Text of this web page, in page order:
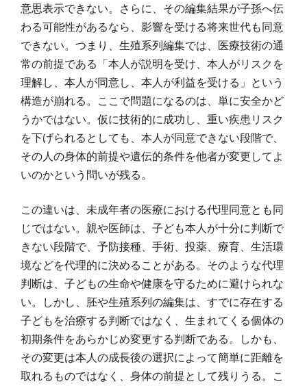
意思表示できない。さらに、その編集結果が子孫へ伝
わる可能性があるなら、影響を受ける将来世代も同意
できない。つまり、生殖系列編集では、医療技術の通
常の前提である「本人が説明を受け、本人がリスクを
理解し、本人が同意し、本人が利益を受ける」という
構造が崩れる。ここで問題になるのは、単に安全かど
うかではない。仮に技術的に成功し、重い疾患リスク
を下げられるとしても、本人が同意できない段階で、
その人の身体的前提や遺伝的条件を他者が変更してよ
いのかという問いが残る。
この違いは、未成年者の医療における代理同意とも同
じではない。親や医師は、子ども本人が十分に判断で
きない段階で、予防接種、手術、投薬、療育、生活環
境などを代理的に決めることがある。そのような代理
判断は、子どもの生命や健康を守るために避けられな
い。しかし、胚や生殖系列の編集は、すでに存在する
子どもを治療する判断ではなく、生まれてくる個体の
初期条件をあらかじめ変更する判断である。しかも、
その変更は本人の成長後の選択によって簡単に距離を
取れるものではなく、身体の前提として残りうる。こ